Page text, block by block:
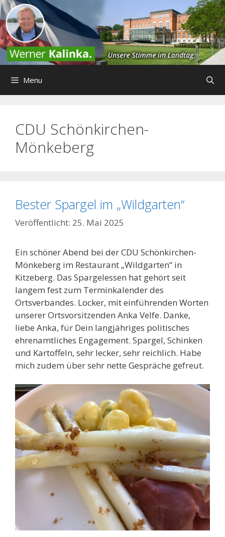
Zum
Inhalt
springen
Menu
CDU Schönkirchen-
Mönkeberg
Bester Spargel im „Wildgarten“
25. Mai 2025
Ein schöner Abend bei der CDU Schönkirchen-
Mönkeberg im Restaurant „Wildgarten“ in
Kitzeberg. Das Spargelessen hat gehört seit
langem fest zum Terminkalender des
Ortsverbandes. Locker, mit einführenden Worten
unserer Ortsvorsitzenden Anka Velfe. Danke,
liebe Anka, für Dein langjähriges politisches
ehrenamtliches Engagement. Spargel, Schinken
und Kartoffeln, sehr lecker, sehr reichlich. Habe
mich zudem über sehr nette Gespräche gefreut.